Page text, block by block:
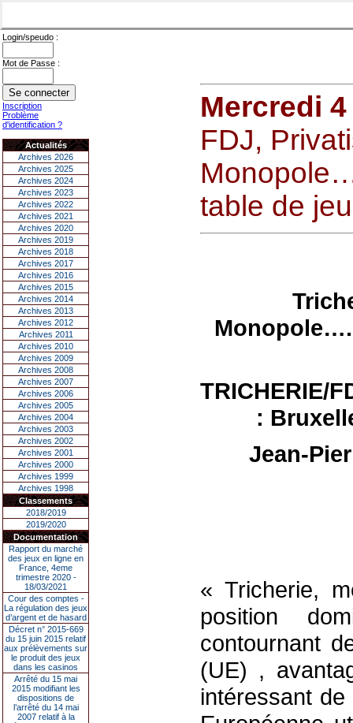
Login/speudo :
Mot de Passe :
Inscription
Problème
d'identification ?
Actualités
Archives 2026
Archives 2025
Archives 2024
Archives 2023
Archives 2022
Archives 2021
Archives 2020
Archives 2019
Archives 2018
Archives 2017
Archives 2016
Archives 2015
Archives 2014
Archives 2013
Archives 2012
Archives 2011
Archives 2010
Archives 2009
Archives 2008
Archives 2007
Archives 2006
Archives 2005
Archives 2004
Archives 2003
Archives 2002
Archives 2001
Archives 2000
Archives 1999
Archives 1998
Classements
2018/2019
2019/2020
Documentation
Rapport du marché
des jeux en ligne en
France, 4eme
trimestre 2020 -
18/03/2021
Cour des comptes -
La régulation des jeux
d’argent et de hasard
Décret n° 2015-669
du 15 juin 2015 relatif
aux prélèvements sur
le produit des jeux
dans les casinos
Arrêté du 15 mai
2015 modifiant les
dispositions de
l’arrêté du 14 mai
2007 relatif à la
Mercredi
FDJ,
table de jeu
TRICHERIE/
:
Jean-
« Tricherie,
position
contournant
(UE) ,
intéressant